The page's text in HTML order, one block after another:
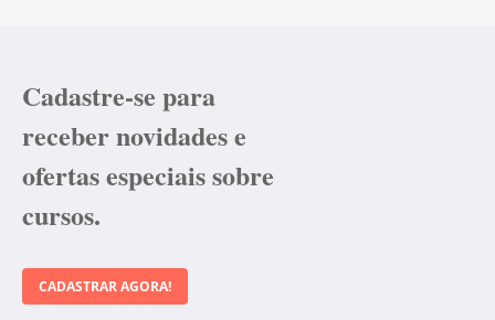
Cadastre-se para
receber novidades e
ofertas especiais sobre
cursos.
CADASTRAR AGORA!